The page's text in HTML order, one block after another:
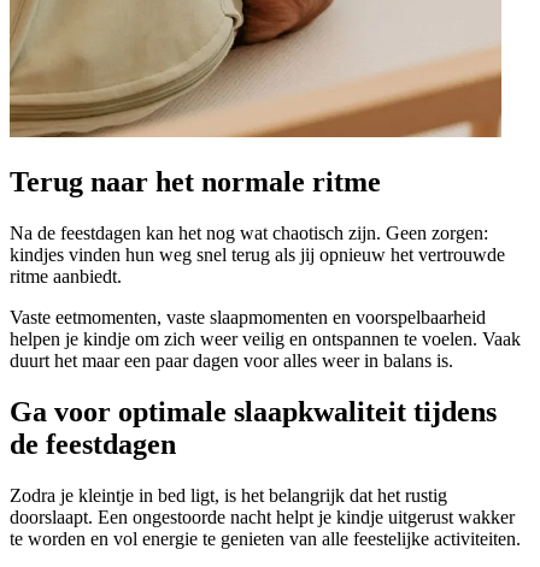
Terug naar het normale ritme
Na de feestdagen kan het nog wat chaotisch zijn. Geen zorgen:
kindjes vinden hun weg snel terug als jij opnieuw het vertrouwde
ritme aanbiedt.
Vaste eetmomenten, vaste slaapmomenten en voorspelbaarheid
helpen je kindje om zich weer veilig en ontspannen te voelen. Vaak
duurt het maar een paar dagen voor alles weer in balans is.
Ga voor optimale slaapkwaliteit tijdens
de feestdagen
Zodra je kleintje in bed ligt, is het belangrijk dat het rustig
doorslaapt. Een ongestoorde nacht helpt je kindje uitgerust wakker
te worden en vol energie te genieten van alle feestelijke activiteiten.